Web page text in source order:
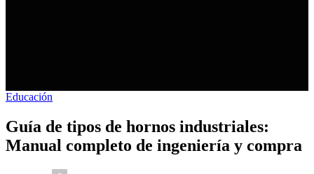
Educación
Guía de tipos de hornos industriales:
Manual completo de ingeniería y compra